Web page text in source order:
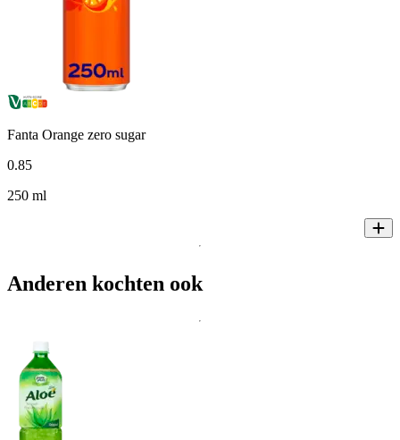
Fanta Orange zero sugar
0.85
250 ml
Anderen kochten ook